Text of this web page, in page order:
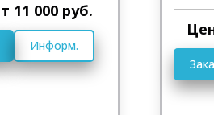
11 000 руб.
Информ.